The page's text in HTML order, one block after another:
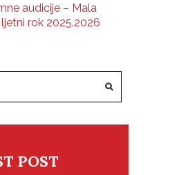
audicije – Mala
rok 2025.2026
POST